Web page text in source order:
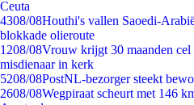
Ceuta
4308/08Houthi's vallen Saoedi-
blokkade olieroute
1208/08Vrouw krijgt 30 maanden
misdienaar in kerk
5208/08PostNL-bezorger steekt
2608/08Wegpiraat scheurt met 146